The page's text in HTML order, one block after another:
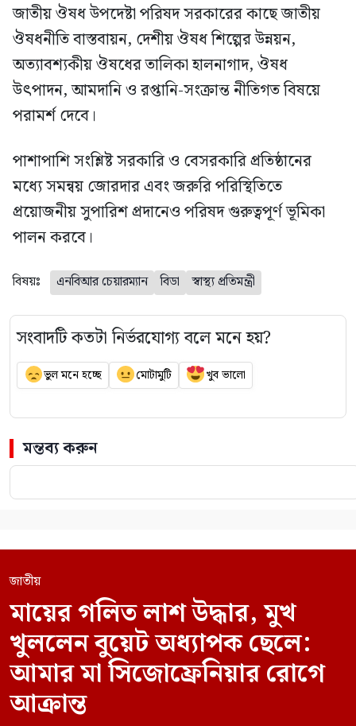
জাতীয় ঔষধ উপদেষ্টা পরিষদ সরকারের কাছে জাতীয়
ঔষধনীতি বাস্তবায়ন, দেশীয় ঔষধ শিল্পের উন্নয়ন,
অত্যাবশ্যকীয় ঔষধের তালিকা হালনাগাদ, ঔষধ
উৎপাদন, আমদানি ও রপ্তানি-সংক্রান্ত নীতিগত বিষয়ে
পরামর্শ দেবে।
পাশাপাশি সংশ্লিষ্ট সরকারি ও বেসরকারি প্রতিষ্ঠানের
মধ্যে সমন্বয় জোরদার এবং জরুরি পরিস্থিতিতে
প্রয়োজনীয় সুপারিশ প্রদানেও পরিষদ গুরুত্বপূর্ণ ভূমিকা
পালন করবে।
বিষয়ঃ এনবিআর চেয়ারম্যান বিডা স্বাস্থ্য প্রতিমন্ত্রী
সংবাদটি কতটা নির্ভরযোগ্য বলে মনে হয়?
ভুল মনে হচ্ছে মোটামুটি খুব ভালো
মন্তব্য করুন
জাতীয়
মায়ের গলিত লাশ উদ্ধার, মুখ
খুললেন বুয়েট অধ্যাপক ছেলে:
আমার মা সিজোফ্রেনিয়ার রোগে
আক্রান্ত